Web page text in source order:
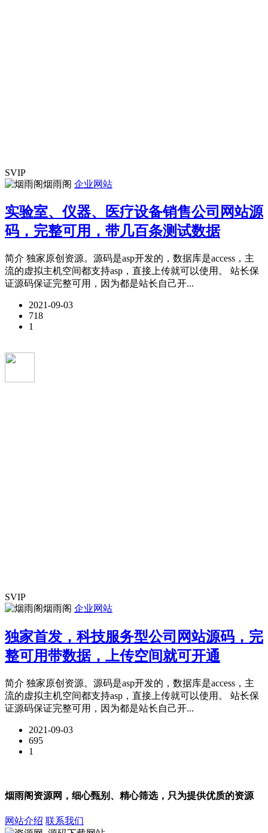
SVIP
烟雨阁 企业网站
实验室、仪器、医疗设备销售公司网站源
码，完整可用，带几百条测试数据
简介 独家原创资源。源码是asp开发的，数据库是access，主
流的虚拟主机空间都支持asp，直接上传就可以使用。 站长保
证源码保证完整可用，因为都是站长自己开...
2021-09-03
718
1
SVIP
烟雨阁 企业网站
独家首发，科技服务型公司网站源码，完
整可用带数据，上传空间就可开通
简介 独家原创资源。源码是asp开发的，数据库是access，主
流的虚拟主机空间都支持asp，直接上传就可以使用。 站长保
证源码保证完整可用，因为都是站长自己开...
2021-09-03
695
1
烟雨阁资源网，细心甄别、精心筛选，只为提供优质的资源
网站介绍 联系我们